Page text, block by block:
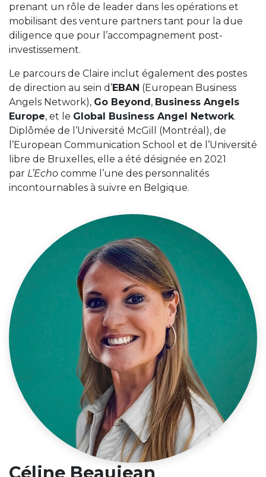
prenant un rôle de leader dans les opérations et
mobilisant des venture partners tant pour la due
diligence que pour l’accompagnement post-
investissement.
Le parcours de Claire inclut également des postes
de direction au sein d’EBAN (European Business
Angels Network), Go Beyond, Business Angels
Europe, et le Global Business Angel Network.
Diplômée de l’Université McGill (Montréal), de
l’European Communication School et de l’Université
libre de Bruxelles, elle a été désignée en 2021
par L’Echo comme l’une des personnalités
incontournables à suivre en Belgique.
Céline Beaujean